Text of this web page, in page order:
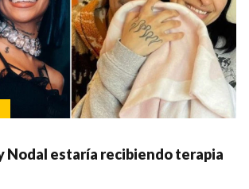
Nodal estaría recibiendo terapia